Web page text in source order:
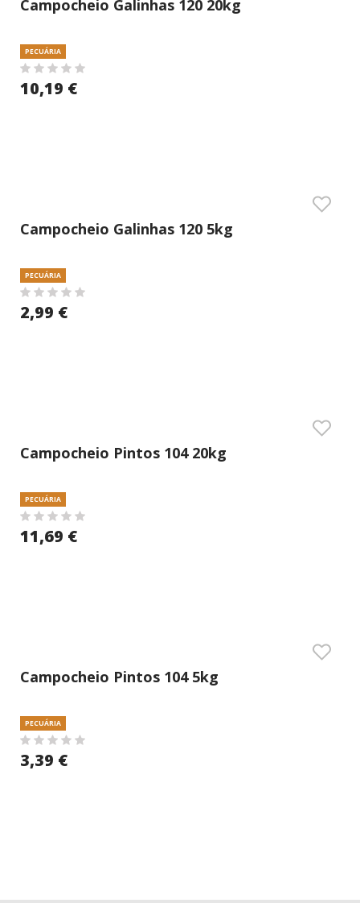
Campocheio Galinhas 120 20kg
PECUÁRIA
10,19 €
Campocheio Galinhas 120 5kg
PECUÁRIA
2,99 €
Campocheio Pintos 104 20kg
PECUÁRIA
11,69 €
Campocheio Pintos 104 5kg
PECUÁRIA
3,39 €